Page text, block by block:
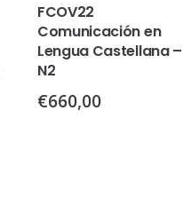
FCOV22
Comunicación en
Lengua Castellana –
N2
€660,00